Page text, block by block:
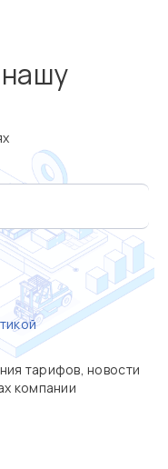
тарифов, новости
компании